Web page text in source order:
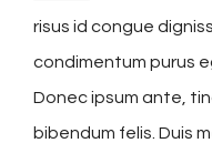
risus id congue
condimentum purus
Donec ipsum ante,
bibendum felis. Duis